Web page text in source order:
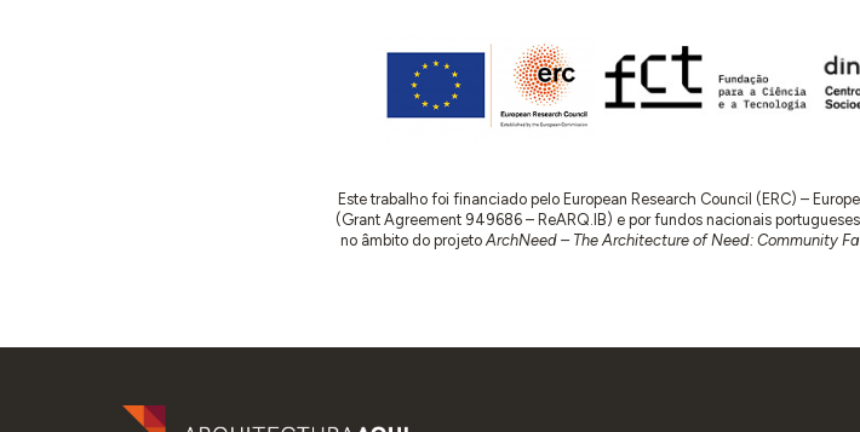
Este trabalho foi financiado pelo European Research Council (ERC) –
(Grant Agreement 949686 – ReARQ.IB) e por fundos nacionais
no âmbito do projeto ArchNeed – The Architecture of Need: Community